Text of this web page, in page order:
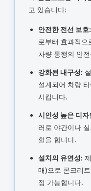
고 있습니다:
안전한 전선 보호:
로부터 효과적
차량 통행의 안
강화된 내구성:설
설계되어 차량
시킵니다.
시인성 높은 디자
러로 야간이나
할을 합니다.
설치의 유연성:제
매)으로 콘크리
정 가능합니다.